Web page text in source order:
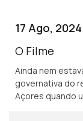
17 Ago, 2024
O Filme
Ainda nem
governativa do
Açores quando